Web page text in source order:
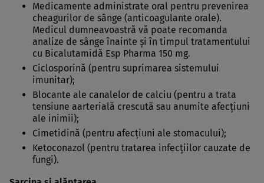
Medicamente administrate oral pentru prevenirea
cheagurilor de sânge (anticoagulante orale).
Medicul dumneavoastră vă poate recomanda
analize de sânge înainte şi în timpul tratamentului
cu Bicalutamidă Esp Pharma 150 mg.
Ciclosporină (pentru suprimarea sistemului
imunitar);
Blocante ale canalelor de calciu (pentru a trata
tensiune aarterială crescută sau anumite afecţiuni
ale inimii);
Cimetidină (pentru afecţiuni ale stomacului);
Ketoconazol (pentru tratarea infecţiilor cauzate de
fungi).